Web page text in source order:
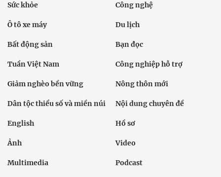
Sức khỏe Công nghệ
Ô tô xe máy Du lịch
Bất động sản Bạn đọc
Tuần Việt Nam Công nghiệp hỗ trợ
Giảm nghèo bền vững Nông thôn mới
Dân tộc thiểu số và miền núi Nội dung chuyên đề
English Hồ sơ
Ảnh Video
Multimedia Podcast